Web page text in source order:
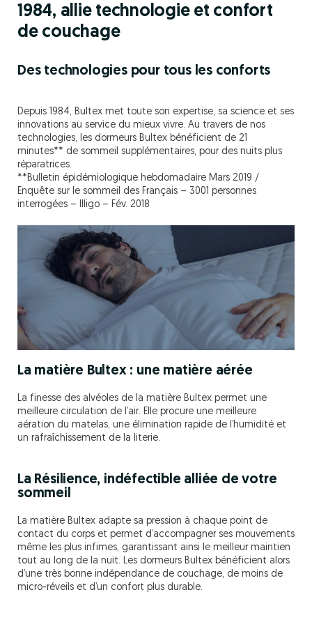
1984, allie technologie et confort
de couchage
Des technologies pour tous les conforts
Depuis 1984, Bultex met toute son expertise, sa science et ses
innovations au service du mieux vivre. Au travers de nos
technologies, les dormeurs Bultex bénéficient de 21
minutes** de sommeil supplémentaires, pour des nuits plus
réparatrices.
**Bulletin épidémiologique hebdomadaire Mars 2019 /
Enquête sur le sommeil des Français – 3001 personnes
interrogées – Illigo – Fév. 2018
La matière Bultex : une matière aérée
La finesse des alvéoles de la matière Bultex permet une
meilleure circulation de l’air. Elle procure une meilleure
aération du matelas, une élimination rapide de l’humidité et
un rafraîchissement de la literie.
La Résilience, indéfectible alliée de votre
sommeil
La matière Bultex adapte sa pression à chaque point de
contact du corps et permet d’accompagner ses mouvements
même les plus infimes, garantissant ainsi le meilleur maintien
tout au long de la nuit. Les dormeurs Bultex bénéficient alors
d’une très bonne indépendance de couchage, de moins de
micro-réveils et d’un confort plus durable.